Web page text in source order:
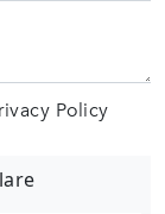
Policy